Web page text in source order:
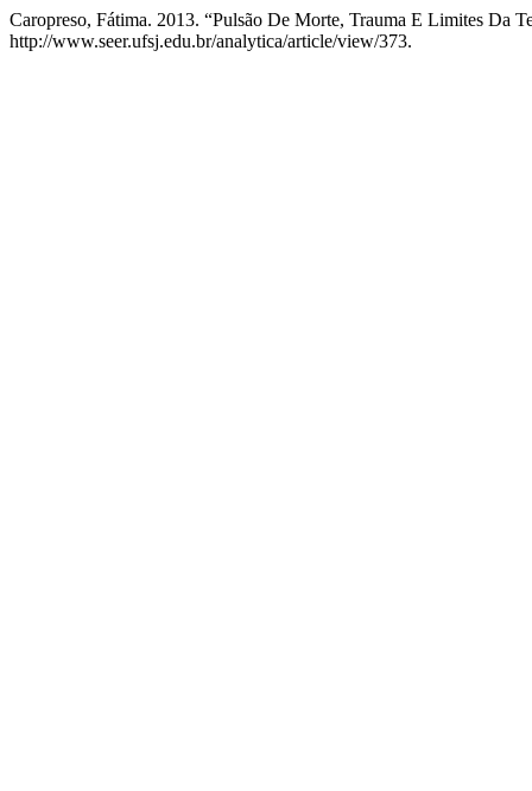
Caropreso, Fátima. 2013. “Pulsão De Morte, Trauma E Limites Da
http://www.seer.ufsj.edu.br/analytica/article/view/373.